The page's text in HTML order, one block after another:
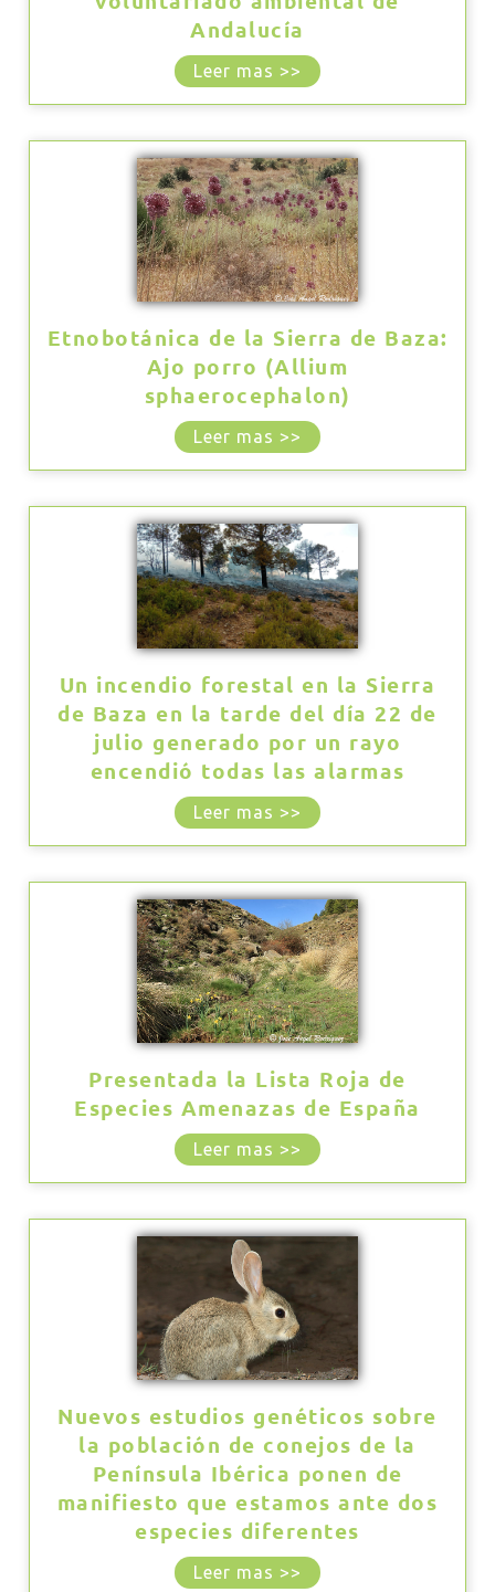
Andalucía
Leer mas >>
Etnobotánica de la Sierra de Baza:
Ajo porro (Allium
sphaerocephalon)
Leer mas >>
Un incendio forestal en la Sierra
de Baza en la tarde del día 22 de
julio generado por un rayo
encendió todas las alarmas
Leer mas >>
Presentada la Lista Roja de
Especies Amenazas de España
Leer mas >>
Nuevos estudios genéticos sobre
la población de conejos de la
Península Ibérica ponen de
manifiesto que estamos ante dos
especies diferentes
Leer mas >>